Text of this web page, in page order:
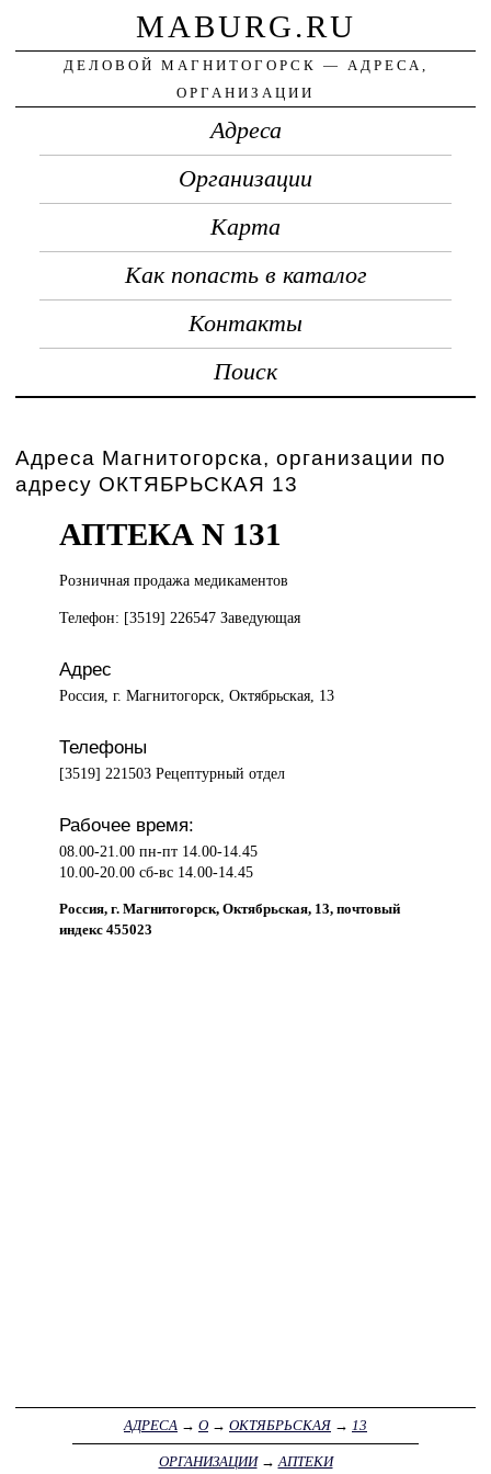
MABURG.RU
ДЕЛОВОЙ МАГНИТОГОРСК — АДРЕСА,
ОРГАНИЗАЦИИ
Адреса
Организации
Карта
Как попасть в каталог
Контакты
Поиск
Адреса Магнитогорска, организации по
адресу ОКТЯБРЬСКАЯ 13
АПТЕКА N 131
Розничная продажамедикаментов
Телефон: [3519] 226547 Заведующая
Адрес
Россия, г. Магнитогорск, Октябрьская, 13
Телефоны
[3519] 221503 Рецептурный отдел
Рабочее время:
08.00-21.00 пн-пт 14.00-14.45
10.00-20.00 сб-вс 14.00-14.45
Россия, г. Магнитогорск, Октябрьская, 13, почтовый
индекс 455023
АДРЕСА → О → ОКТЯБРЬСКАЯ → 13
ОРГАНИЗАЦИИ→АПТЕКИ